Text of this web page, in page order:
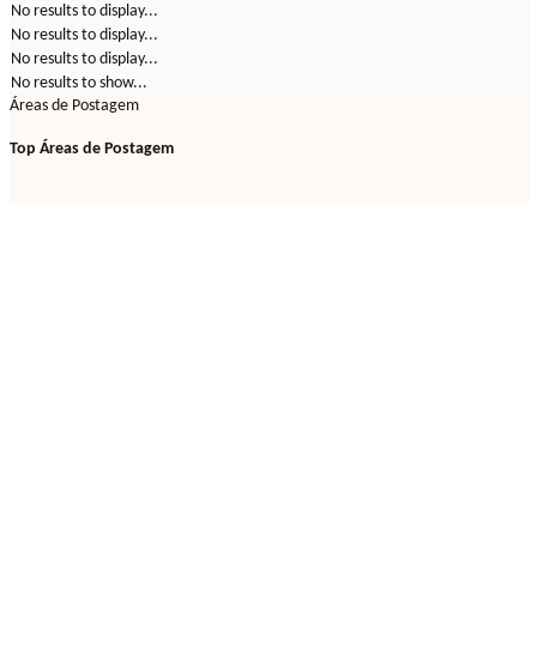
No results to display...
No results to display...
No results to display...
No results to show...
Áreas de Postagem
Top Áreas de Postagem